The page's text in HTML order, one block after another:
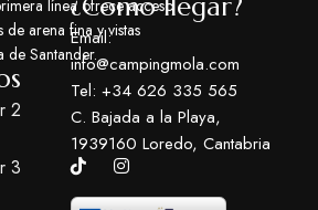
línea ofrece acceso
arena fina y vistas
de Santander.
2
3
Email:
info@campingmola.com
Tel: +34 626 335 565
C. Bajada a la Playa,
1939160 Loredo, Cantabria